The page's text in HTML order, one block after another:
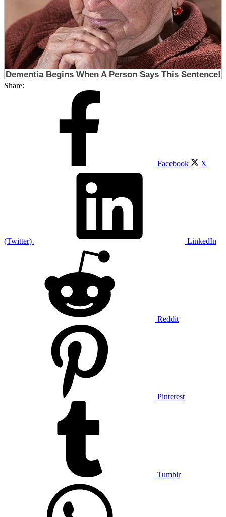
Share:
Facebook X
(Twitter) LinkedIn
Reddit
Pinterest
Tumblr